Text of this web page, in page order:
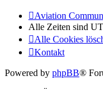
Aviation
Alle Zeiten sind
Alle Cookies
Kontakt
Powered by phpBB®